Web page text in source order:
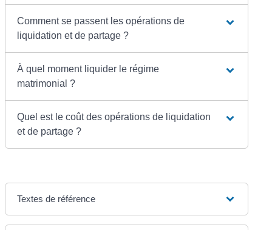
Comment se passent les opérations de
liquidation et de partage ?
À quel moment liquider le régime
matrimonial ?
Quel est le coût des opérations de liquidation
et de partage ?
Textes de référence